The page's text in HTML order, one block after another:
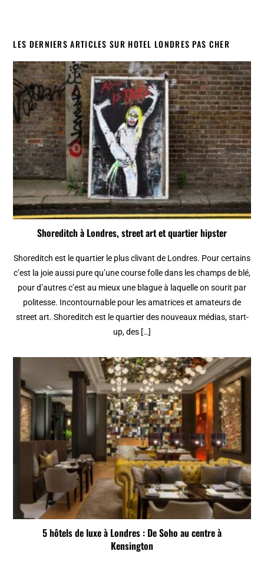
LES DERNIERS ARTICLES SUR HOTEL LONDRES PAS CHER
Shoreditch à Londres, street art et quartier hipster
Shoreditch est le quartier le plus clivant de Londres. Pour certains
c’est la joie aussi pure qu’une course folle dans les champs de blé,
pour d’autres c’est au mieux une blague à laquelle on sourit par
politesse. Incontournable pour les amatrices et amateurs de
street art. Shoreditch est le quartier des nouveaux médias, start-
up, des […]
5 hôtels de luxe à Londres : De Soho au centre à
Kensington